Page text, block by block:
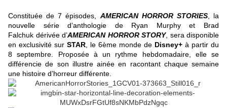
Constituée de 7 épisodes, AMERICAN HORROR STORIES, la
nouvelle série d’anthologie de Ryan Murphy et Brad
Falchuk dérivée d’AMERICAN HORROR STORY, sera disponible
en exclusivité sur STAR , le 6ème monde de Disney+ à partir du
8 septembre. Proposée à un rythme hebdomadaire, elle se
différencie de son illustre ainée en racontant chaque semaine
une histoire d’horreur différente.